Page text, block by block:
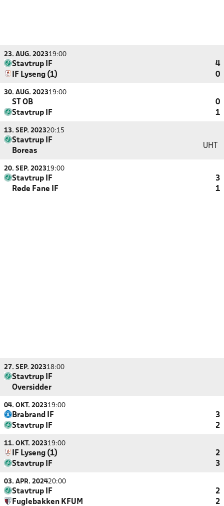
23. AUG. 202319:00
Stavtrup IF
4
IF Lyseng (1)
0
30. AUG. 202319:00
ST OB
0
Stavtrup IF
1
13. SEP. 202320:15
Stavtrup IF
Boreas
UHT
20. SEP. 202319:00
Stavtrup IF
3
Røde Fane IF
1
27. SEP. 202318:00
Stavtrup IF
Oversidder
04. OKT. 202319:00
Brabrand IF
3
Stavtrup IF
2
11. OKT. 202319:00
IF Lyseng (1)
2
Stavtrup IF
3
03. APR. 202420:00
Stavtrup IF
2
Fuglebakken KFUM
2